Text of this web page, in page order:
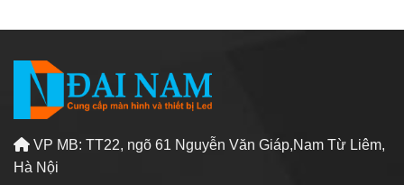
VP MB: TT22, ngõ 61 Nguyễn Văn Giáp,Nam Từ Liêm,
Hà Nội